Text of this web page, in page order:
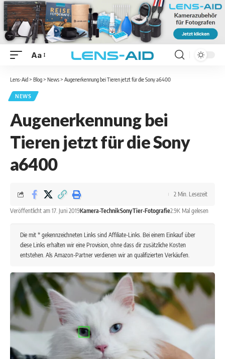
Aa
Lens-Aid > Blog> News> Augenerkennung bei Tieren jetzt für die Sony a6400
NEWS
Augenerkennung bei
Tieren jetzt für die Sony
a6400
Veröffentlicht am 17. Juni 2019Kamera-TechnikSonyTier-Fotografie2.9K Mal gelesen
2 Min. Lesezeit
Die mit * gekennzeichneten Links sind Affiliate-Links. Bei einem Einkauf über
diese Links erhalten wir eine Provision, ohne dass dir zusätzliche Kosten
entstehen. Als Amazon-Partner verdienen wir an qualifizierten Verkäufen.